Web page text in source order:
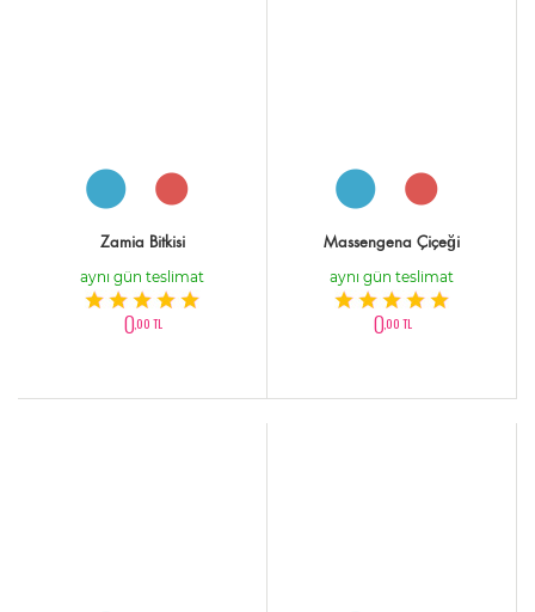
Zamia Bitkisi
aynı gün teslimat
0,00 TL
Massengena Çiçeği
aynı gün teslimat
0,00 TL